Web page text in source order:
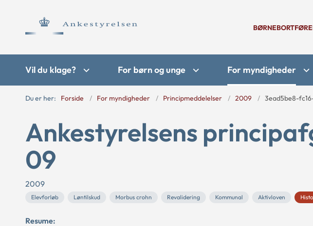
Vil du klage? For børn og unge For myndigheder
Du er her: Forside For myndigheder Principmeddelelser 2009 3ead5be8-
Ankestyrelsens
09
2009
Elevforløb Løntilskud Morbus crohn Revalidering Kommunal Aktivloven
Resume: